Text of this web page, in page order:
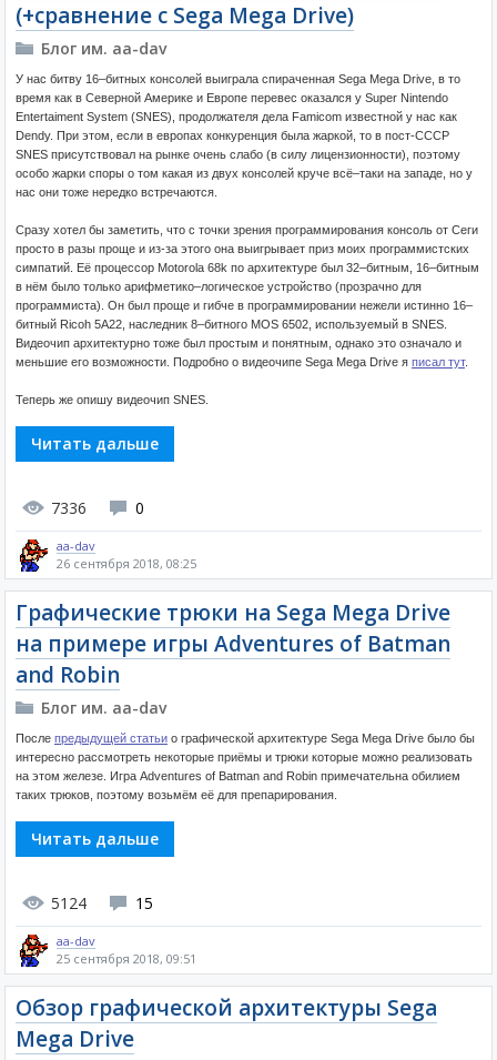
(+сравнение с Sega Mega Drive)
Блог им. aa-dav
У нас битву 16–битных консолей выиграла спираченная Sega Mega Drive, в то
время как в Северной Америке и Европе перевес оказался у Super Nintendo
Entertaiment System (SNES), продолжателя дела Famicom известной у нас как
Dendy. При этом, если в европах конкуренция была жаркой, то в пост-СССР
SNES присутствовал на рынке очень слабо (в силу лицензионности), поэтому
особо жарки споры о том какая из двух консолей круче всё–таки на западе, но у
нас они тоже нередко встречаются.
Сразу хотел бы заметить, что с точки зрения программирования консоль от Сеги
просто в разы проще и из-за этого она выигрывает приз моих программистских
симпатий. Её процессор Motorola 68k по архитектуре был 32–битным, 16–битным
в нём было только арифметико–логическое устройство (прозрачно для
программиста). Он был проще и гибче в программировании нежели истинно 16–
битный Ricoh 5A22, наследник 8–битного MOS 6502, используемый в SNES.
Видеочип архитектурно тоже был простым и понятным, однако это означало и
меньшие его возможности. Подробно о видеочипе Sega Mega Drive я писал тут.
Теперь же опишу видеочип SNES.
Читать дальше
7336 0
aa-dav
26 сентября 2018, 08:25
Графические трюки на Sega Mega Drive
на примере игры Adventures of Batman
and Robin
Блог им. aa-dav
После предыдущей статьи о графической архитектуре Sega Mega Drive было бы
интересно рассмотреть некоторые приёмы и трюки которые можно реализовать
на этом железе. Игра Adventures of Batman and Robin примечательна обилием
таких трюков, поэтому возьмём её для препарирования.
Читать дальше
5124 15
aa-dav
25 сентября 2018, 09:51
Обзор графической архитектуры Sega
Mega Drive